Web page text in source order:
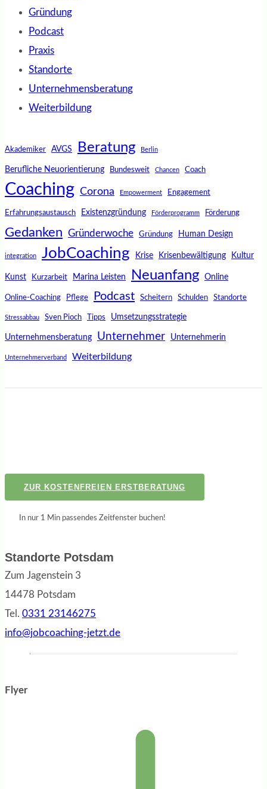
Gründung
Podcast
Praxis
Standorte
Unternehmensberatung
Weiterbildung
Akademiker AVGS Beratung Berlin
Berufliche Neuorientierung Bundesweit Chancen Coach
Coaching Corona Empowerment Engagement
Erfahrungsaustausch Existenzgründung Förderprogramm Förderung
Gedanken Gründerwoche Gründung Human Design
integration JobCoaching Krise Krisenbewältigung Kultur
Kunst Kurzarbeit Marina Leisten Neuanfang Online
Online-Coaching Pflege Podcast Scheitern Schulden Standorte
Stressabbau Sven Pioch Tipps Umsetzungsstrategie
Unternehmensberatung Unternehmer Unternehmerin
Unternehmerverband Weiterbildung
ZUR KOSTENFREIEN ERSTBERATUNG
In nur 1 Min passendes Zeitfenster buchen!
Standorte Potsdam
Zum Jagenstein 3
14478 Potsdam
Tel. 0331 23146275
info@jobcoaching-jetzt.de
Flyer